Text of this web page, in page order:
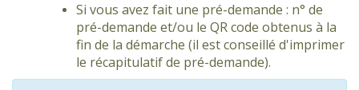
Si vous avez fait une pré-demande : n° de
pré-demande et/ou le QR code obtenus à la
fin de la démarche (il est conseillé d'imprimer
le récapitulatif de pré-demande).